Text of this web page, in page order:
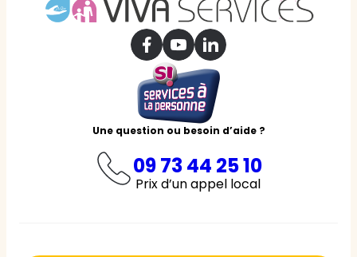
Une question ou besoin d’aide ?
09 73 44 25 10
Prix d’un appel local